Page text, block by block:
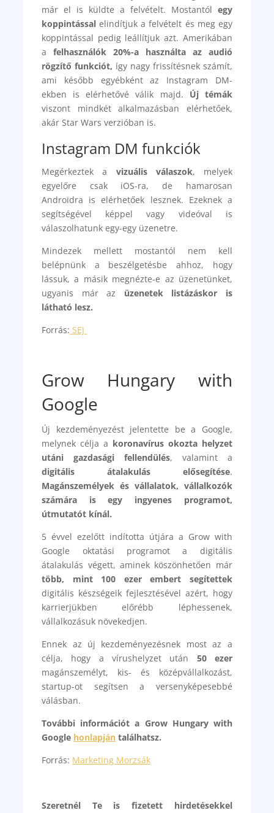
már el is küldte a felvételt. Mostantól egy
koppintással elindítjuk a felvételt és meg egy
koppintással pedig leállítjuk azt. Amerikában
a felhasználók 20%-a használta az audió
rögzítő funkciót, így nagy frissítésnek számít,
ami később egyébként az Instagram DM-
ekben is elérhetővé válik majd. Új témák
viszont mindkét alkalmazásban elérhetőek,
akár Star Wars verzióban is.
Instagram DM funkciók
Megérkeztek a vizuális válaszok, melyek
egyelőre csak iOS-ra, de hamarosan
Androidra is elérhetőek lesznek. Ezeknek a
segítségével képpel vagy videóval is
válaszolhatunk egy-egy üzenetre.
Mindezek mellett mostantól nem kell
belépnünk a beszélgetésbe ahhoz, hogy
lássuk, a másik megnézte-e az üzenetünket,
ugyanis már az üzenetek listázáskor is
látható lesz.
Forrás: SEJ
Grow Hungary with
Google
Új kezdeményezést jelentette be a Google,
melynek célja a koronavírus okozta helyzet
utáni gazdasági fellendülés, valamint a
digitális átalakulás elősegítése.
Magánszemélyek és vállalatok, vállalkozók
számára is egy ingyenes programot,
útmutatót kínál.
5 évvel ezelőtt indította útjára a Grow with
Google oktatási programot a digitális
átalakulás végett, aminek köszönhetően már
több, mint 100 ezer embert segítettek
digitális készségeik fejlesztésével azért, hogy
karrierjükben előrébb léphessenek,
vállalkozásuk növekedjen.
Ennek az új kezdeményezésnek most az a
célja, hogy a vírushelyzet után 50 ezer
magánszemélyt, kis- és középvállalkozást,
startup-ot segítsen a versenyképesebbé
válásban.
További információt a Grow Hungary with
Google honlapján találhatsz.
Forrás: Marketing Morzsák
Szeretnél Te is fizetett hirdetésekkel